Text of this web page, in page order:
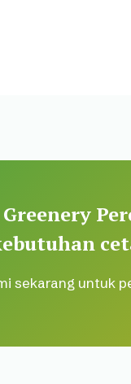
Greenery
sekarang untuk